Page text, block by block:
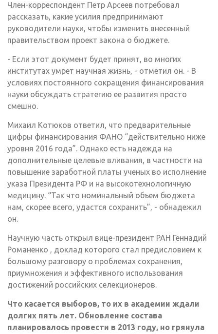
Член-корреспондент Петр Арсеев потребовал
рассказать, какие усилия предпринимают
руководители науки, чтобы изменить внесенный
правительством проект закона о бюджете.
- Если этот документ будет принят, во многих
институтах умрет научная жизнь, - отметил он. - В
условиях постоянного сокращения финансирования
науки обсуждать стратегию ее развития просто
смешно.
Михаил Котюков ответил, что предварительные
цифры финансирования ФАНО “действительно ниже
уровня 2016 года”. Однако есть надежда на
дополнительные целевые вливания, в частности на
повышение заработной платы ученых во исполнение
указа Президента РФ и на высокотехнологичную
медицину. “Так что номинальный объем бюджета
нам, скорее всего, удастся сохранить”, - обнадежил
он.
Научную часть открыл вице-президент РАН Геннадий
Романенко , доклад которого стал предисловием к
большому разговору о проблемах сохранения,
приумножения и эффективного использования
достижений российских селекционеров.
Что касается выборов, то их в академии ждали
долгих пять лет. Обновление состава
планировалось провести в 2013 году, но грянула